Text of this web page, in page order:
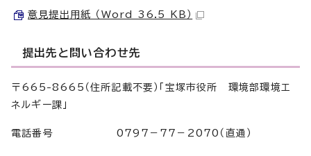
意見提出用紙 （Word 36.5 KB）
提出先と問い合わせ先
〒665-8665（住所記載不要）「宝塚市役所 環境部環境エ
ネルギー課」
電話番号 0797－77－2070（直通）